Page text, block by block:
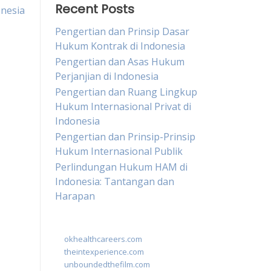
Recent Posts
Pengertian dan Prinsip Dasar
Hukum Kontrak di Indonesia
Pengertian dan Asas Hukum
Perjanjian di Indonesia
Pengertian dan Ruang Lingkup
Hukum Internasional Privat di
Indonesia
Pengertian dan Prinsip-Prinsip
Hukum Internasional Publik
Perlindungan Hukum HAM di
Indonesia: Tantangan dan
Harapan
okhealthcareers.com
theintexperience.com
unboundedthefilm.com